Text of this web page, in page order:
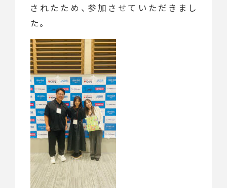
されたため、参加させていただきまし
た。